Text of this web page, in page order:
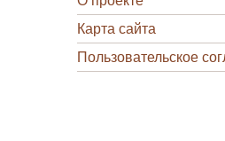
Карта сайта
Пользовательское